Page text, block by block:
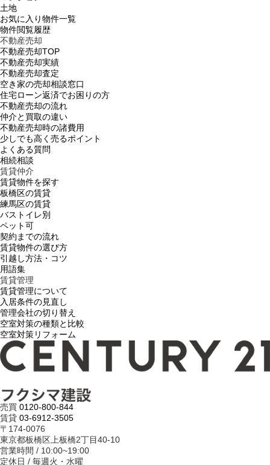
土地
お気に入り物件一覧
物件閲覧履歴
不動産売却
不動産売却TOP
不動産売却実績
不動産売却査定
空き家の売却相談窓口
住宅ローン返済でお困りの方
不動産売却の流れ
仲介と買取の違い
不動産売却時の諸費用
少しでも高く売るポイント
よくある質問
相続相談
賃貸仲介
賃貸物件を探す
板橋区の賃貸
練馬区の賃貸
バストイレ別
ペット可
契約までの流れ
賃貸物件の選び方
引越し方法・コツ
用語集
賃貸管理
賃貸管理について
入居条件の見直し
管理会社の切り替え
空室対策の種類と比較
空室対策リフォーム
売買 0120-800-844
賃貸 03-6912-3505
〒174-0076
東京都板橋区上板橋2丁目40-10
営業時間 / 10:00~19:00
定休日 / 毎週火・水曜